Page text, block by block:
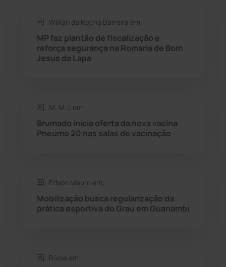
Rio do Antônio
Rio do Pires
Seabra
Sudoeste Baiano
Tanque Novo
Willian da Rocha Barreira em:
MP faz plantão de fiscalização e
reforça segurança na Romaria de Bom
Jesus da Lapa
M. M. L em:
Brumado inicia oferta da nova vacina
Pneumo 20 nas salas de vacinação
Edson Mauro em:
Mobilização busca regularização da
prática esportiva do Grau em Guanambi
Rúbia em: